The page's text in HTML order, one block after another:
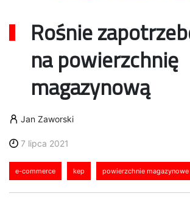
Rośnie
na powierzchnię
magazynową
Jan Zaworski
7 lipca 2021
e-commerce kep powierzchnie magazynowe